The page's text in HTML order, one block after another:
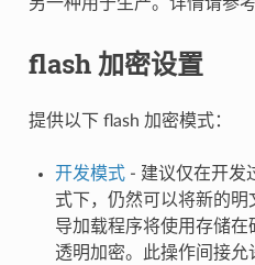
flash 加密设置
提供以下 flash 加密模式：
开发模式- 建议仅在开发
式下，仍然可以将新的明
导加载程序将使用存储
透明加密。此操作间接允